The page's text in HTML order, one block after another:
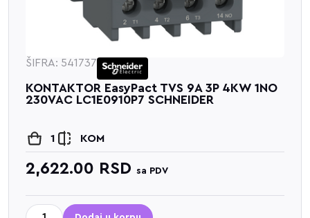
ŠIFRA: 541737
KONTAKTOR EasyPact TVS 9A 3P 4KW 1NO
230VAC LC1E0910P7 SCHNEIDER
1 KOM
2,622.00 RSD sa PDV